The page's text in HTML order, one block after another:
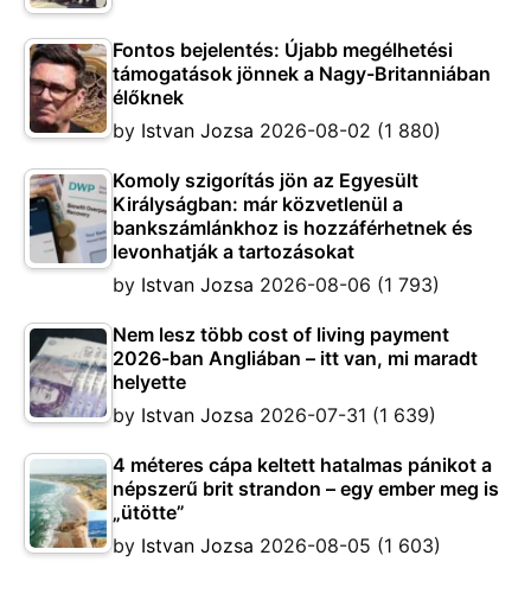
Fontos bejelentés: Újabb megélhetési
támogatások jönnek a Nagy-Britanniában
élőknek
by Istvan Jozsa 2026-08-02 (1 880)
Komoly szigorítás jön az Egyesült
Királyságban: már közvetlenül a
bankszámlánkhoz is hozzáférhetnek és
levonhatják a tartozásokat
by Istvan Jozsa 2026-08-06 (1 793)
Nem lesz több cost of living payment
2026-ban Angliában – itt van, mi maradt
helyette
by Istvan Jozsa 2026-07-31 (1 639)
4 méteres cápa keltett hatalmas pánikot a
népszerű brit strandon – egy ember meg is
„ütötte”
by Istvan Jozsa 2026-08-05 (1 603)